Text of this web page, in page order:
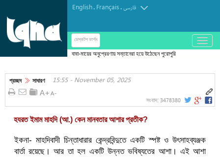
English. Français.فارسی
ডেস্কটপ ভার্শন
باز
و
کردن
বাবা-মায়ের অনুপ্রেরণায় সন্তানেরা হয়ে উঠেছেন পুরোপুরি
প্রচ্ছদ সাধারণ 15:55 - November 05, 2025
সংবাদ: 3478380
হযরত ইমাম মাহদি (আ.) কেন মানবতার আশার প্রতীক?
ইকনা- মাহদিবাদী চিন্তাধারার কেন্দ্রবিন্দুতে একটি স্পষ্ট ও উৎসাহব্যঞ্জক
বার্তা রয়েছে। আর তা হল একটি উন্নত ভবিষ্যতের আশা। এই আশা